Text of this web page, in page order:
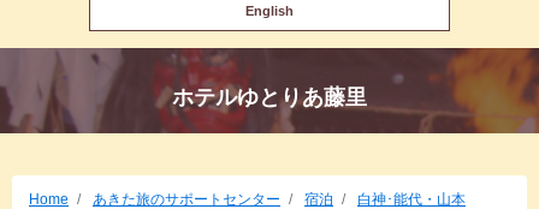
English
ホテルゆとりあ藤里
Home あきた旅のサポートセンター 宿泊
白神･能代・山本